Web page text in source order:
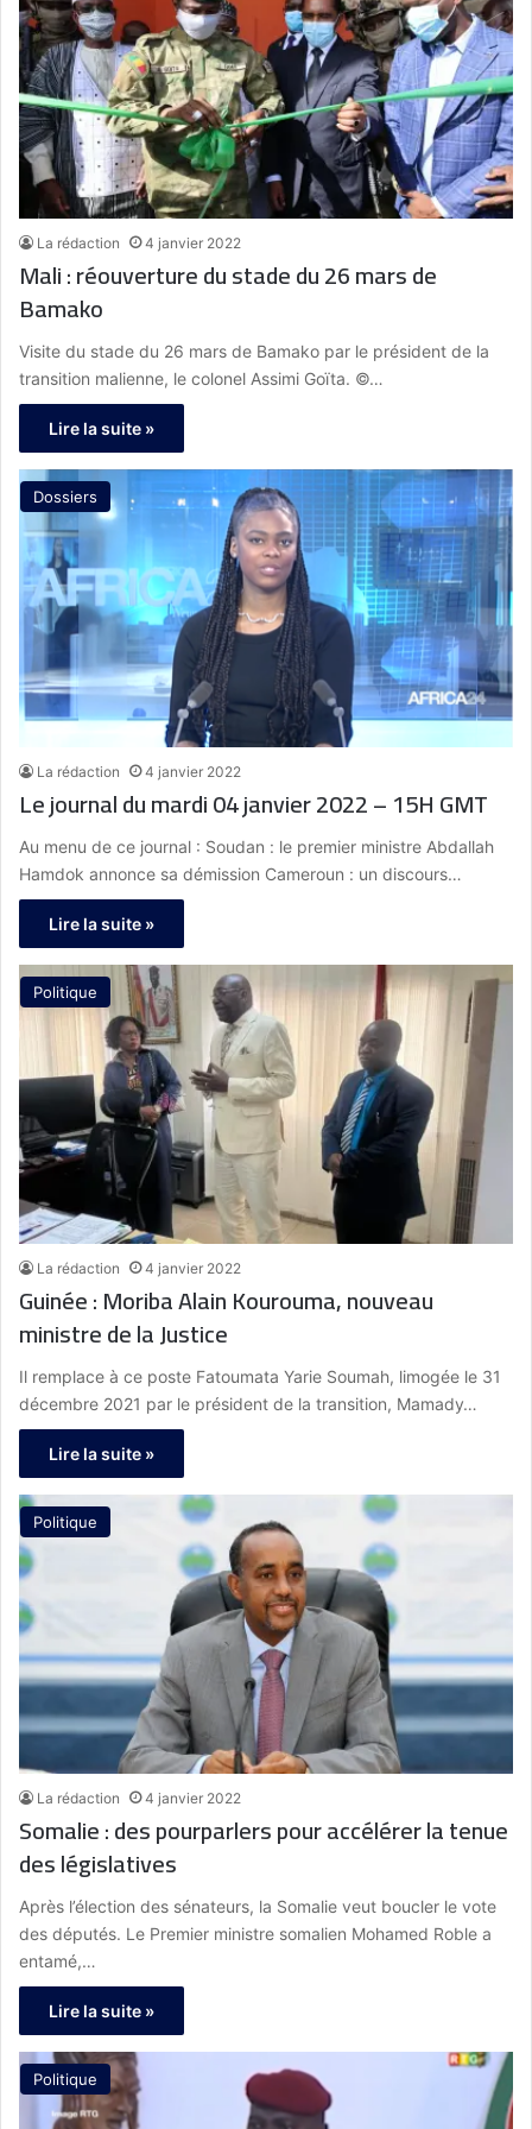
La rédaction 4 janvier 2022
Mali : réouverture du stade du 26 mars de
Bamako
Visite du stade du 26 mars de Bamako par le président de la
transition malienne, le colonel Assimi Goïta. ©…
Lire la suite »
Dossiers
La rédaction 4 janvier 2022
Le journal du mardi 04 janvier 2022 – 15H GMT
Au menu de ce journal : Soudan : le premier ministre Abdallah
Hamdok annonce sa démission Cameroun : un discours…
Lire la suite »
Politique
La rédaction 4 janvier 2022
Guinée : Moriba Alain Kourouma, nouveau
ministre de la Justice
Il remplace à ce poste Fatoumata Yarie Soumah, limogée le 31
décembre 2021 par le président de la transition, Mamady…
Lire la suite »
Politique
La rédaction 4 janvier 2022
Somalie : des pourparlers pour accélérer la tenue
des législatives
Après l’élection des sénateurs, la Somalie veut boucler le vote
des députés. Le Premier ministre somalien Mohamed Roble a
entamé,…
Lire la suite »
Politique